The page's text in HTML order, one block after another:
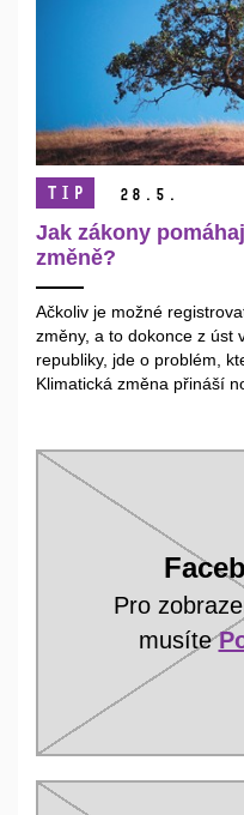
TIP 28. 5.
Jak zákony
změně?
Ačkoliv je možné
změny, a to dokonce z úst
republiky, jde o problém,
Klimatická změna přináší
Pro
musíte